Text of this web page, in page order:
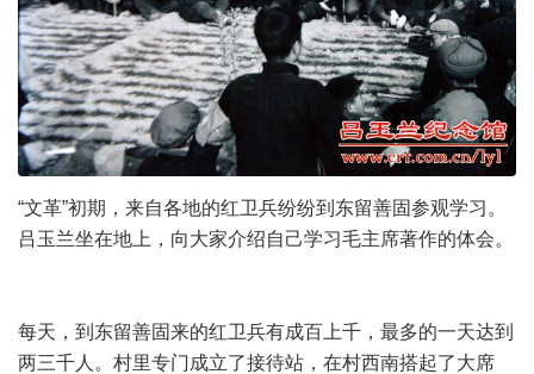
“文革”初期，来自各地的红卫兵纷纷到东留善固参观学习。
吕玉兰坐在地上，向大家介绍自己学习毛主席著作的体会。
每天，到东留善固来的红卫兵有成百上千，最多的一天达到
两三千人。村里专门成立了接待站，在村西南搭起了大席